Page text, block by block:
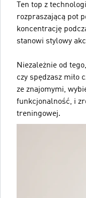
Ten top z
rozpraszającą pot
koncentrację
stanowi stylowy
Niezależnie od
czy spędzasz miło
ze znajomymi,
funkcjonalność, i
treningowej.